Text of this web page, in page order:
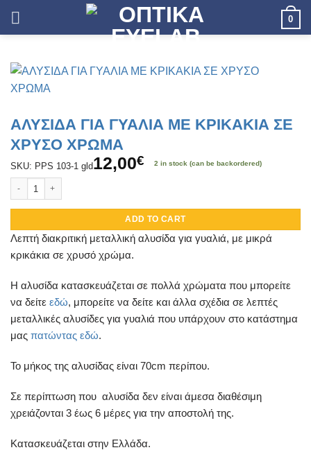
0
ΑΛΥΣΙΔΑ ΓΙΑ ΓΥΑΛΙΑ ΜΕ ΚΡΙΚΑΚΙΑ ΣΕ
ΧΡΥΣΟ ΧΡΩΜΑ
SKU: PPS 103-1 gld12,00€ 2 in stock (can be backordered)
ADD TO CART
Λεπτή διακριτική μεταλλική αλυσίδα για γυαλιά, με μικρά
κρικάκια σε χρυσό χρώμα.
Η αλυσίδα κατασκευάζεται σε πολλά χρώματα που μπορείτε
να δείτε εδώ, μπορείτε να δείτε και άλλα σχέδια σε λεπτές
μεταλλικές αλυσίδες για γυαλιά που υπάρχουν στο κατάστημα
μας πατώντας εδώ.
Το μήκος της αλυσίδας είναι 70cm περίπου.
Σε περίπτωση που αλυσίδα δεν είναι άμεσα διαθέσιμη
χρειάζονται 3 έως 6 μέρες για την αποστολή της.
Κατασκευάζεται στην Ελλάδα.